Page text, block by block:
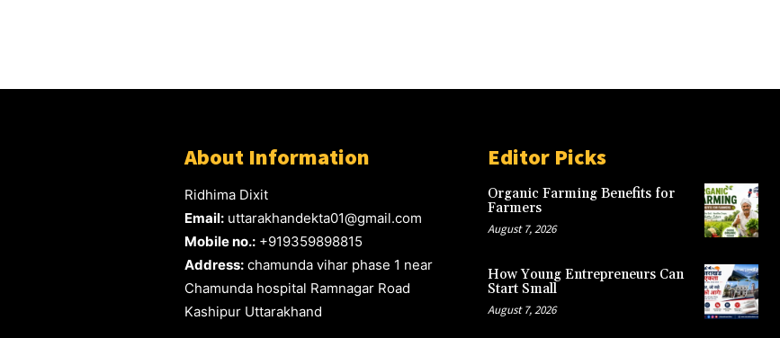
About Information
Ridhima Dixit
Email: uttarakhandekta01@gmail.com
Mobile no.: +919359898815
Address: chamunda vihar phase 1 near
Chamunda hospital Ramnagar Road
Kashipur Uttarakhand
Editor Picks
Organic Farming Benefits for
Farmers
August 7, 2026
How Young Entrepreneurs Can
Start Small
August 7, 2026